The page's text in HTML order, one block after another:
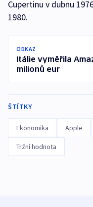
Cupertinu v dubnu
1980.
ODKAZ
Itálie vyměřila
milionů eur
ŠTÍTKY
Ekonomika Apple
Tržní hodnota